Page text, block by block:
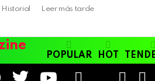
Historial Leer más tarde
POPULAR HOT
twitter youtube